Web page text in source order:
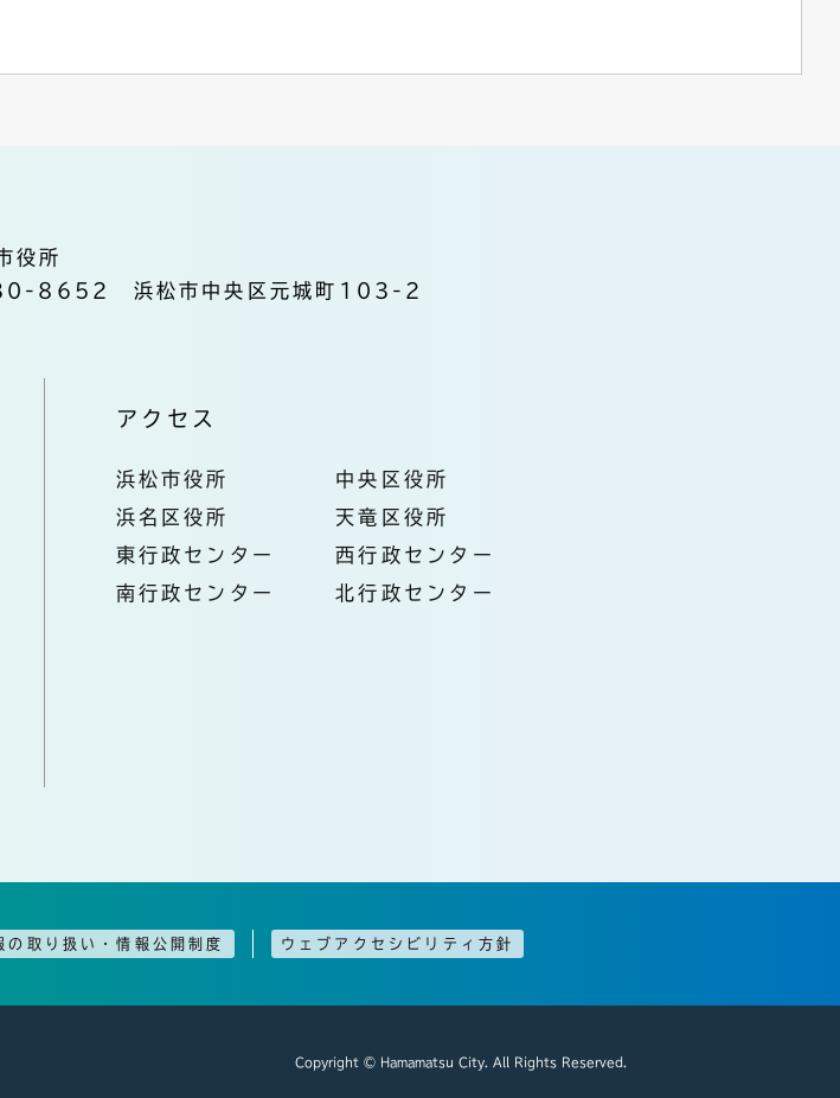
役所
8652 浜松市中央区元城町103-2
アクセス
浜松市役所
中央区役所
浜名区役所
天竜区役所
東行政センター
西行政センター
南行政センター
北行政センター
の取り扱い・情報公開制度 ウェブアクセシビリティ方針
Copyright © Hamamatsu City. All Rights Reserved.